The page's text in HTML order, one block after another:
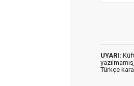
UYARI:
yazılmamış,
Türkçe